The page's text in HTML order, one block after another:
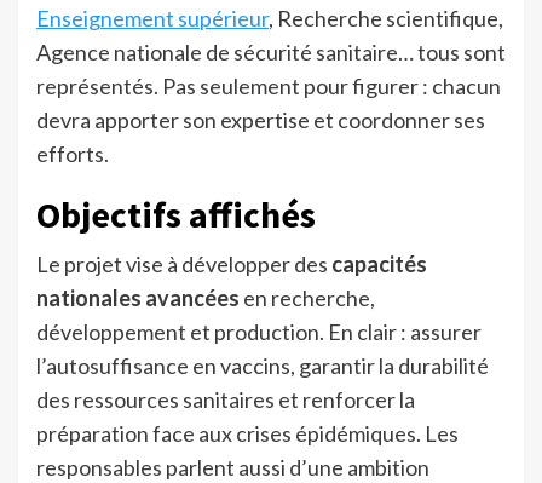
Enseignement supérieur, Recherche scientifique,
Agence nationale de sécurité sanitaire… tous sont
représentés. Pas seulement pour figurer : chacun
devra apporter son expertise et coordonner ses
efforts.
Objectifs affichés
Le projet vise à développer des capacités
nationales avancées en recherche,
développement et production. En clair : assurer
l’autosuffisance en vaccins, garantir la durabilité
des ressources sanitaires et renforcer la
préparation face aux crises épidémiques. Les
responsables parlent aussi d’une ambition